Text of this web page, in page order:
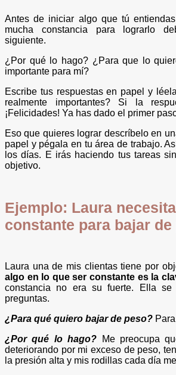
Antes de iniciar algo que tú
mucha constancia para lograrlo
siguiente.
¿Por qué lo hago? ¿Para que lo
importante para mí?
Escribe tus respuestas en papel y
realmente importantes? Si la
¡Felicidades! Ya has dado el primer
Eso que quieres lograr descríbelo en
papel y pégala en tu área de trabajo.
los días. E irás haciendo tus tareas
objetivo.
Ejemplo: Laura
constante para bajar de
Laura una de mis clientas tiene por
algo en lo que ser constante es la
constancia no era su fuerte. Ella se
preguntas.
¿Para qué quiero bajar de peso?
¿Por qué lo hago? Me preocupa
deteriorando por mi exceso de peso,
la presión alta y mis rodillas cada día